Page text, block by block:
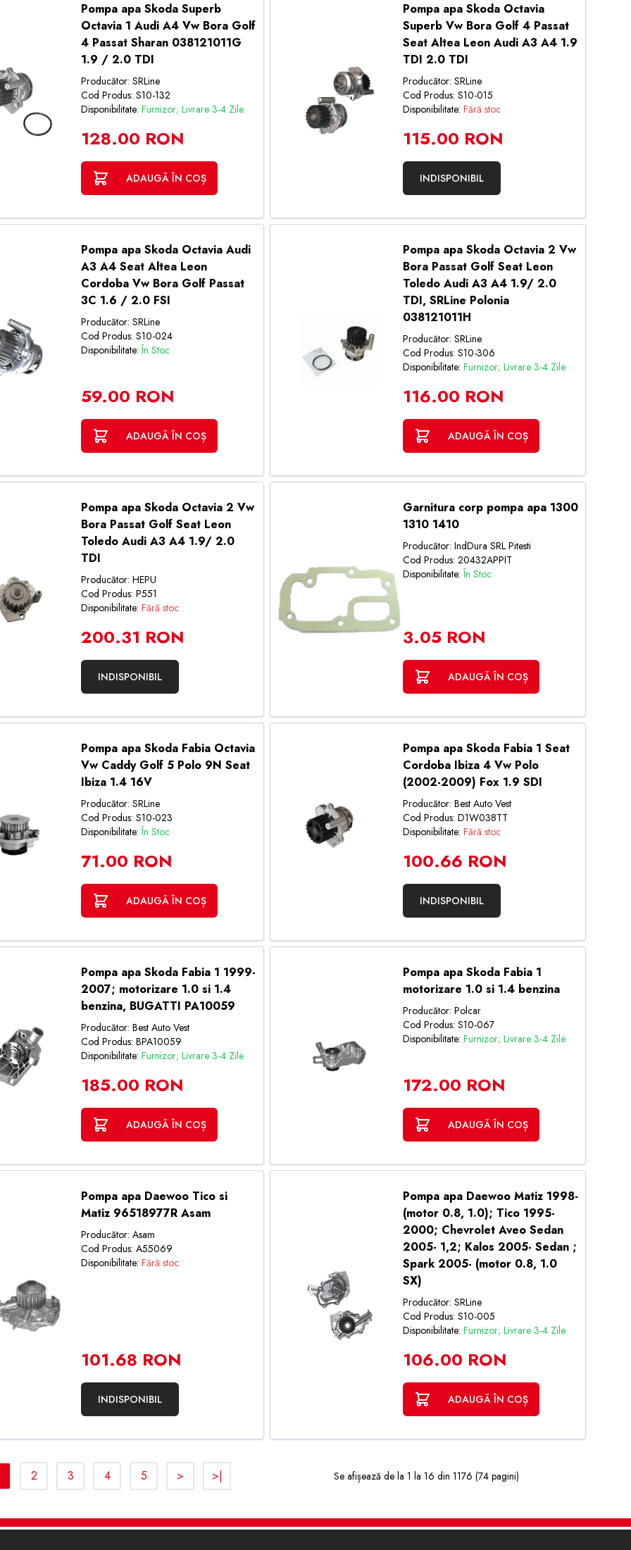
Pompa apa Skoda Superb
Octavia 1 Audi A4 Vw Bora Golf
4 Passat Sharan 038121011G
1.9 / 2.0 TDI
Producător: SRLine
Cod Produs: S10-132
Disponibilitate: Furnizor; Livrare 3-4 Zile
128.00 RON
ADAUGĂ ÎN COȘ
Pompa apa Skoda Octavia
Superb Vw Bora Golf 4 Passat
Seat Altea Leon Audi A3 A4 1.9
TDI 2.0 TDI
Producător: SRLine
Cod Produs: S10-015
Disponibilitate: Fără stoc
115.00 RON
INDISPONIBIL
Pompa apa Skoda Octavia Audi
A3 A4 Seat Altea Leon
Cordoba Vw Bora Golf Passat
3C 1.6 / 2.0 FSI
Producător: SRLine
Cod Produs: S10-024
Disponibilitate:În Stoc
59.00 RON
ADAUGĂ ÎN COȘ
Pompa apa Skoda Octavia 2 Vw
Bora Passat Golf Seat Leon
Toledo Audi A3 A4 1.9/ 2.0
TDI, SRLine Polonia
038121011H
Producător: SRLine
Cod Produs: S10-306
Disponibilitate: Furnizor; Livrare 3-4 Zile
116.00 RON
ADAUGĂ ÎN COȘ
Pompa apa Skoda Octavia 2 Vw
Bora Passat Golf Seat Leon
Toledo Audi A3 A4 1.9/ 2.0
TDI
Producător: HEPU
Cod Produs: P551
Disponibilitate: Fără stoc
200.31 RON
INDISPONIBIL
Garnitura corp pompa apa 1300
1310 1410
Producător: IndDura SRL Pitesti
Cod Produs: 20432APPIT
Disponibilitate:În Stoc
3.05 RON
ADAUGĂ ÎN COȘ
Pompa apa Skoda Fabia Octavia
Vw Caddy Golf 5 Polo 9N Seat
Ibiza 1.4 16V
Producător: SRLine
Cod Produs: S10-023
Disponibilitate:În Stoc
71.00 RON
ADAUGĂ ÎN COȘ
Pompa apa Skoda Fabia 1 Seat
Cordoba Ibiza 4 Vw Polo
(2002-2009) Fox 1.9 SDI
Producător: Best Auto Vest
Cod Produs: D1W038TT
Disponibilitate: Fără stoc
100.66 RON
INDISPONIBIL
Pompa apa Skoda Fabia 1 1999-
2007; motorizare 1.0 si 1.4
benzina, BUGATTI PA10059
Producător: Best Auto Vest
Cod Produs: BPA10059
Disponibilitate: Furnizor; Livrare 3-4 Zile
185.00 RON
ADAUGĂ ÎN COȘ
Pompa apa Skoda Fabia 1
motorizare 1.0 si 1.4 benzina
Producător: Polcar
Cod Produs: S10-067
Disponibilitate: Furnizor; Livrare 3-4 Zile
172.00 RON
ADAUGĂ ÎN COȘ
Pompa apa Daewoo Tico si
Matiz 96518977R Asam
Producător: Asam
Cod Produs: A55069
Disponibilitate: Fără stoc
101.68 RON
INDISPONIBIL
Pompa apa Daewoo Matiz 1998-
(motor 0.8, 1.0); Tico 1995-
2000; Chevrolet Aveo Sedan
2005- 1,2; Kalos 2005- Sedan ;
Spark 2005- (motor 0.8, 1.0
SX)
Producător: SRLine
Cod Produs: S10-005
Disponibilitate: Furnizor; Livrare 3-4 Zile
106.00 RON
ADAUGĂ ÎN COȘ
2 3 4 5 > >| Se afișează de la 1 la 16 din 1176 (74 pagini)